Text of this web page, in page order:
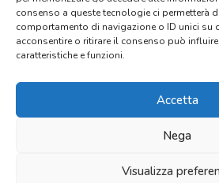
consenso a queste tecnologie ci permetterà
comportamento di navigazione o ID unici su
acconsentire o ritirare il consenso può
caratteristiche e funzioni.
Accetta
Nega
Visualizza
CONDIZIONI GENERALI DI FORNITURA
CONTATTI
AGENTI
FAQ
LAVORA CON NOI
MAPPA SITO
60035 Jesi (AN) – Italy Capitale